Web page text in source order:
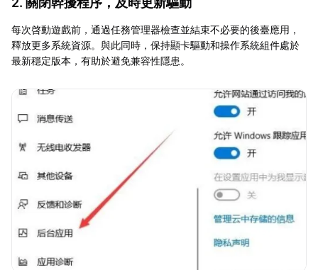
每次啓動遊戲前，通過任務管理器檢查並結束不必要的後臺應用，
釋放更多系統資源。與此同時，保持顯卡驅動和操作系統組件處於
最新穩定版本，有助於避免兼容性隱患。